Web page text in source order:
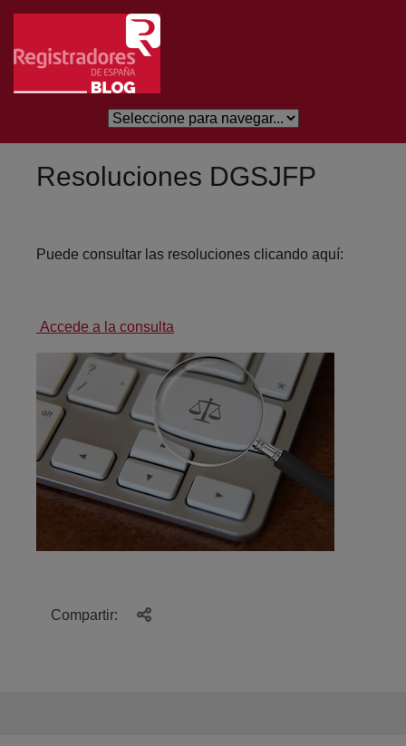
Saltar al contenido principal
Resoluciones DGSJFP
Puede consultar las resoluciones clicando aquí:
Accede a la consulta
Compartir: